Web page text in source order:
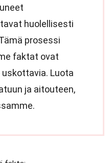
huolellisesti
prosessi
faktat ovat
Luota
ja aitouteen,